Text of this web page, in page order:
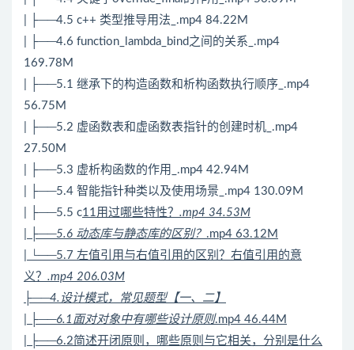
| ├──4.5 c++ 类型推导用法_.mp4 84.22M
| ├──4.6 function_lambda_bind之间的关系_.mp4
169.78M
| ├──5.1 继承下的构造函数和析构函数执行顺序_.mp4
56.75M
| ├──5.2 虚函数表和虚函数表指针的创建时机_.mp4
27.50M
| ├──5.3 虚析构函数的作用_.mp4 42.94M
| ├──5.4 智能指针种类以及使用场景_.mp4 130.09M
| ├──5.5 c11用过哪些特性？ .mp4 34.53M
| ├──5.6 动态库与静态库的区别？ .mp4 63.12M
| └──5.7 左值引用与右值引用的区别？右值引用的意
义？ .mp4 206.03M
├──4.设计模式，常见题型【一、二】
| ├──6.1面对对象中有哪些设计原则.mp4 46.44M
| ├──6.2简述开闭原则，哪些原则与它相关，分别是什么